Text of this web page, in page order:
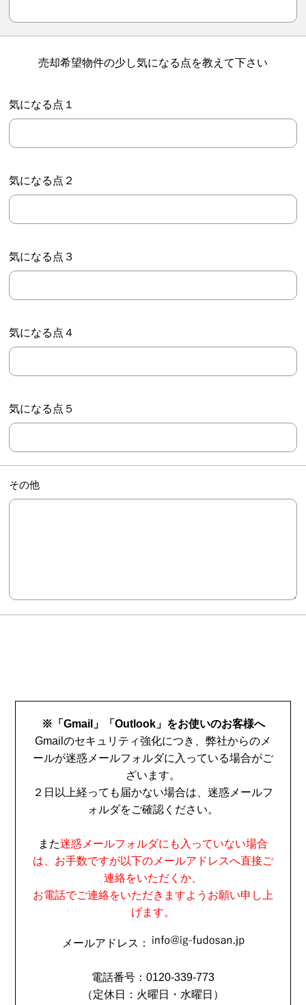
売却希望物件の少し気になる点を教えて下さい
気になる点１
気になる点２
気になる点３
気になる点４
気になる点５
その他
※「Gmail」「Outlook」をお使いのお客様へ
Gmailのセキュリティ強化につき、弊社からのメ
ールが迷惑メールフォルダに入っている場合がご
ざいます。
２日以上経っても届かない場合は、迷惑メールフ
ォルダをご確認ください。
また迷惑メールフォルダにも入っていない場合
は、お手数ですが以下のメールアドレスへ直接ご
連絡をいただくか、
お電話でご連絡をいただきますようお願い申し上
げます。
メールアドレス：
電話番号：0120-339-773
（定休日：火曜日・水曜日）